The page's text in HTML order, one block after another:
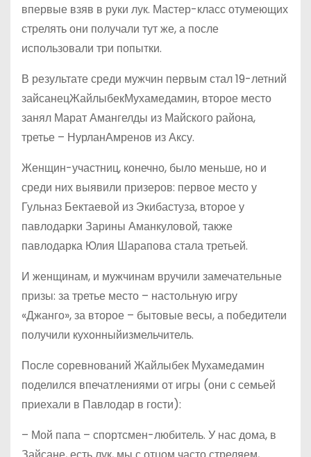
впервые взяв в руки лук. Мастер-класс отумеющих
стрелять они получали тут же, а после
использовали три попытки.
В результате среди мужчин первым стал 19-летний
зайсанецЖайлыбекМухамедамин, второе место
занял Марат Амангелды из Майского района,
третье – НурланАмренов из Аксу.
Женщин-участниц, конечно, было меньше, но и
среди них выявили призеров: первое место у
Гульназ Бектаевой из Экибастуза, второе у
павлодарки Зарины Аманкуловой, также
павлодарка Юлия Шарапова стала третьей.
И женщинам, и мужчинам вручили замечательные
призы: за третье место – настольную игру
«Джанго», за второе – бытовые весы, а победители
получили кухонныйизмельчитель.
После соревнований Жайлыбек Мухамедамин
поделился впечатлениями от игры (они с семьей
приехали в Павлодар в гости):
– Мой папа – спортсмен-любитель. У нас дома, в